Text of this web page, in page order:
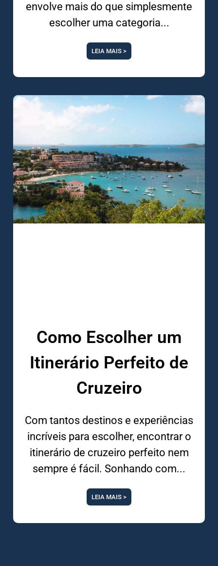
envolve mais do que simplesmente
escolher uma categoria
LEIA MAIS >
Como Escolher um
Itinerário Perfeito de
Cruzeiro
Com tantos destinos e experiências
incríveis para escolher, encontrar o
itinerário de cruzeiro perfeito nem
sempre é fácil. Sonhando com
LEIA MAIS >